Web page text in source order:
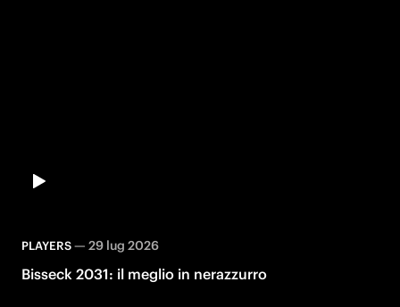
PLAYERS— 29 lug 2026
Bisseck 2031: il meglio in nerazzurro